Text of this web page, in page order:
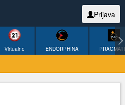
Prijava
Virtualne ENDORPHINA